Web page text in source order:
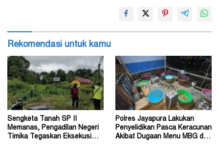
Rekomendasi untuk kamu
Sengketa Tanah SP II
Memanas, Pengadilan Negeri
Timika Tegaskan Eksekusi
Polres Jayapura Lakukan
Penyelidikan Pasca Keracunan
Akibat Dugaan Menu MBG di